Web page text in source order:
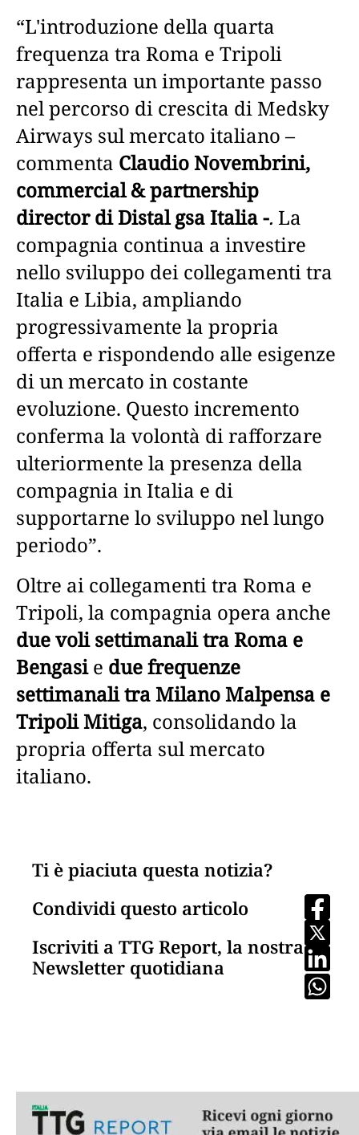
“L'introduzione della quarta
frequenza tra Roma e Tripoli
rappresenta un importante passo
nel percorso di crescita di Medsky
Airways sul mercato italiano –
commenta Claudio Novembrini,
commercial & partnership
director di Distal gsa Italia -. La
compagnia continua a investire
nello sviluppo dei collegamenti tra
Italia e Libia, ampliando
progressivamente la propria
offerta e rispondendo alle esigenze
di un mercato in costante
evoluzione. Questo incremento
conferma la volontà di rafforzare
ulteriormente la presenza della
compagnia in Italia e di
supportarne lo sviluppo nel lungo
periodo”.
Oltre ai collegamenti tra Roma e
Tripoli, la compagnia opera anche
due voli settimanali tra Roma e
Bengasie due frequenze
settimanali tra Milano Malpensa e
Tripoli Mitiga, consolidando la
propria offerta sul mercato
italiano.
Ti è piaciuta questa notizia?
Condividi questo articolo
Iscriviti a TTG Report, la nostra
Newsletter quotidiana